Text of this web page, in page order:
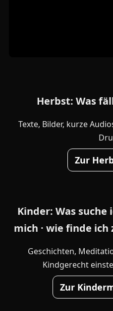
Herbst: Was
Texte, Bilder, kurze
Zur
Kinder: Was suche
mich · wie finde
Geschichten,
Kindgerecht
Zur